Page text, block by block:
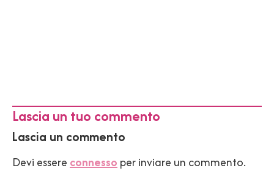
Lascia un tuo commento
Lascia un commento
Devi essere connesso per inviare un commento.